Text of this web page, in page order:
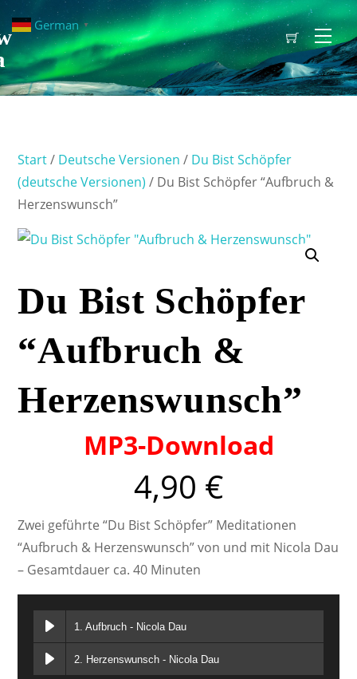
Start/ Deutsche Versionen / Du Bist Schöpfer
(deutsche Versionen) / Du Bist Schöpfer “Aufbruch &
Herzenswunsch”
Du Bist Schöpfer
“Aufbruch &
Herzenswunsch”
MP3-Download
4,90 €
Zwei geführte “Du Bist Schöpfer” Meditationen
“Aufbruch & Herzenswunsch” von und mit Nicola Dau
– Gesamtdauer ca. 40 Minuten
1. Aufbruch - Nicola Dau
2. Herzenswunsch - Nicola Dau
German ▼